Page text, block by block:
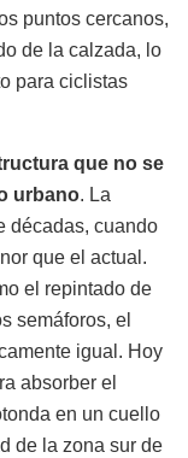
puntos cercanos,
de la calzada, lo
para ciclistas
que no se
urbano. La
décadas, cuando
que el actual.
el repintado de
semáforos, el
igual. Hoy
absorber el
en un cuello
de la zona sur de